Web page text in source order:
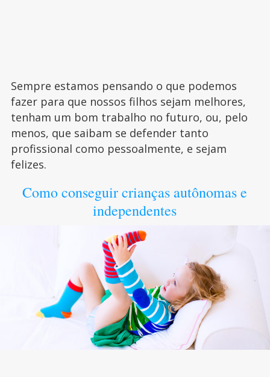
Sempre estamos pensando o que podemos
fazer para que nossos filhos sejam melhores,
tenham um bom trabalho no futuro, ou, pelo
menos, que saibam se defender tanto
profissional como pessoalmente, e sejam
felizes.
Como conseguir crianças autônomas e
independentes